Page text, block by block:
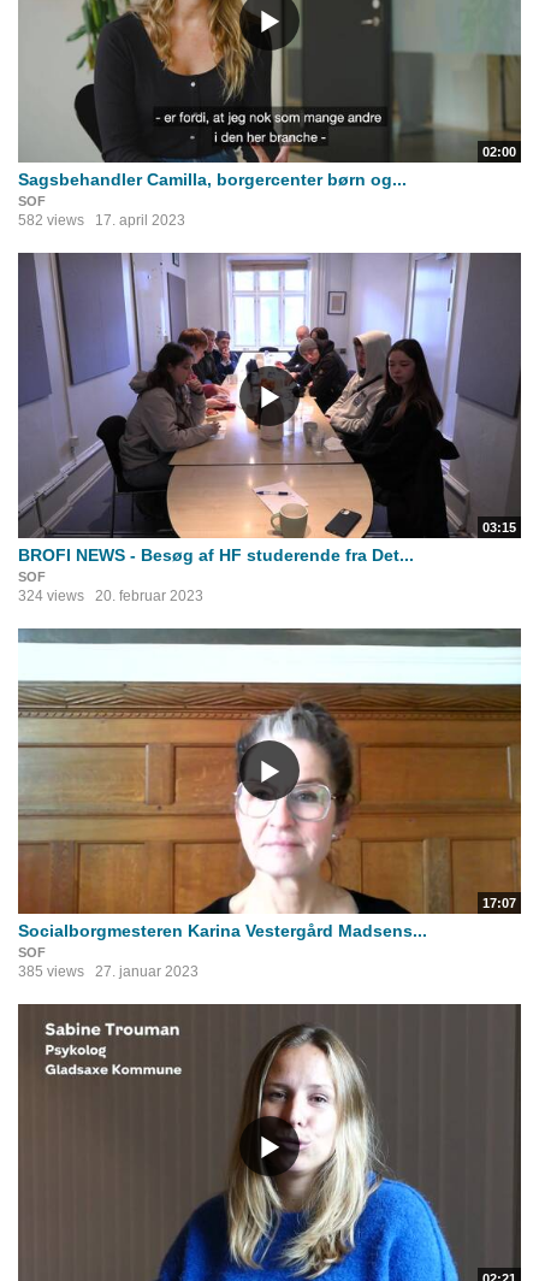
02:00
Sagsbehandler Camilla, borgercenter børn og...
SOF
582 views 17. april 2023
03:15
BROFI NEWS - Besøg af HF studerende fra Det...
SOF
324 views 20. februar 2023
17:07
Socialborgmesteren Karina Vestergård Madsens...
SOF
385 views 27. januar 2023